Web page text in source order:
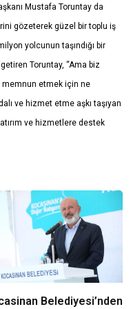
Mustafa Toruntay da
gözeterek güzel bir toplu iş
yolcunun taşındığı bir
Toruntay, “Ama biz
memnun etmek için ne
ve hizmet etme aşkı taşıyan
ve hizmetlere destek
Belediyesi’nden